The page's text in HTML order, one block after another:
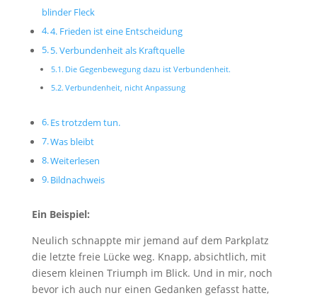
blinder Fleck
4. Frieden ist eine Entscheidung
5. Verbundenheit als Kraftquelle
Die Gegenbewegung dazu ist Verbundenheit.
Verbundenheit, nicht Anpassung
Es trotzdem tun.
Was bleibt
Weiterlesen
Bildnachweis
Ein Beispiel:
Neulich schnappte mir jemand auf dem Parkplatz
die letzte freie Lücke weg. Knapp, absichtlich, mit
diesem kleinen Triumph im Blick. Und in mir, noch
bevor ich auch nur einen Gedanken gefasst hatte,